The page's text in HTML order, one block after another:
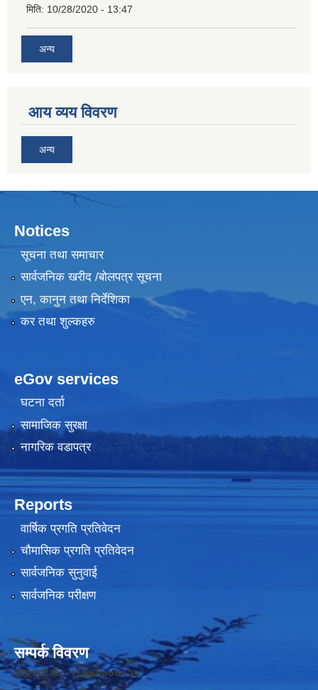
मिति: 10/28/2020 - 13:47
अन्य
आय व्यय विवरण
अन्य
Notices
सूचना तथा समाचार
सार्वजनिक खरीद /बोलपत्र सूचना
एन, कानुन तथा निर्देशिका
कर तथा शुल्कहरु
eGov services
घटना दर्ता
सामाजिक सुरक्षा
नागरिक वडापत्र
Reports
वार्षिक प्रगति प्रतिवेदन
चौमासिक प्रगति प्रतिवेदन
सार्वजनिक सुनुवाई
सार्वजनिक परीक्षण
सम्पर्क विवरण
टोल फ्री नं :- १८१०५०००१२५